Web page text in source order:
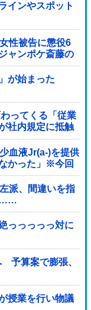
インやスポット
性被告に懲役6
ャンポケ斎藤の
ｗｗｗｗｗｗ
が始まった
ってくる「従業
社内規定に抵触
血液Jr(a-)を提供
かった」※今回
派、間違いを指
……
っっっっっ対に
予算案で膨張、
授業を行い物議